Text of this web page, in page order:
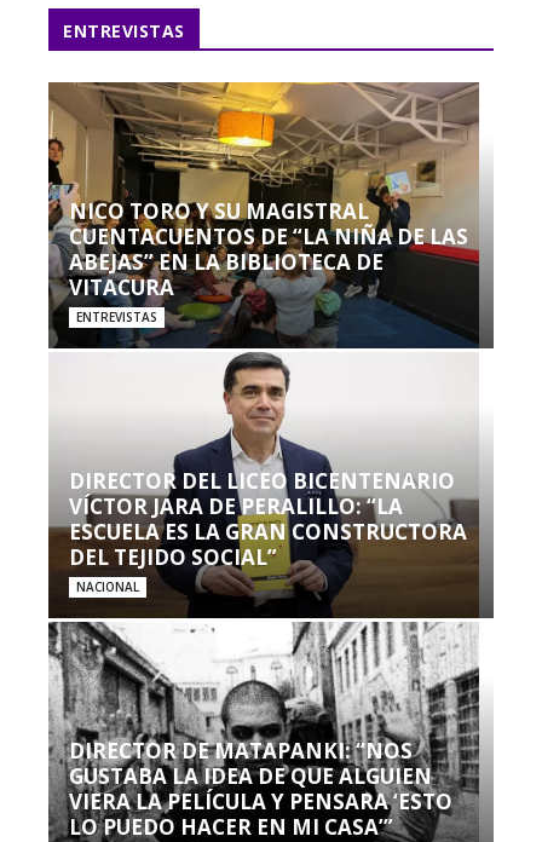
ENTREVISTAS
NICO TORO Y SU MAGISTRAL
CUENTACUENTOS DE “LA NIÑA DE LAS
ABEJAS” EN LA BIBLIOTECA DE
VITACURA
ENTREVISTAS
DIRECTOR DEL LICEO BICENTENARIO
VÍCTOR JARA DE PERALILLO: “LA
ESCUELA ES LA GRAN CONSTRUCTORA
DEL TEJIDO SOCIAL”
NACIONAL
DIRECTOR DE MATAPANKI: “NOS
GUSTABA LA IDEA DE QUE ALGUIEN
VIERA LA PELÍCULA Y PENSARA ‘ESTO
LO PUEDO HACER EN MI CASA’”